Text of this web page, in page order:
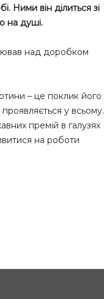
Ними він ділиться зі
на душі.
над доробком
– це поклик його
у всьому.
премій в галузях
на роботи